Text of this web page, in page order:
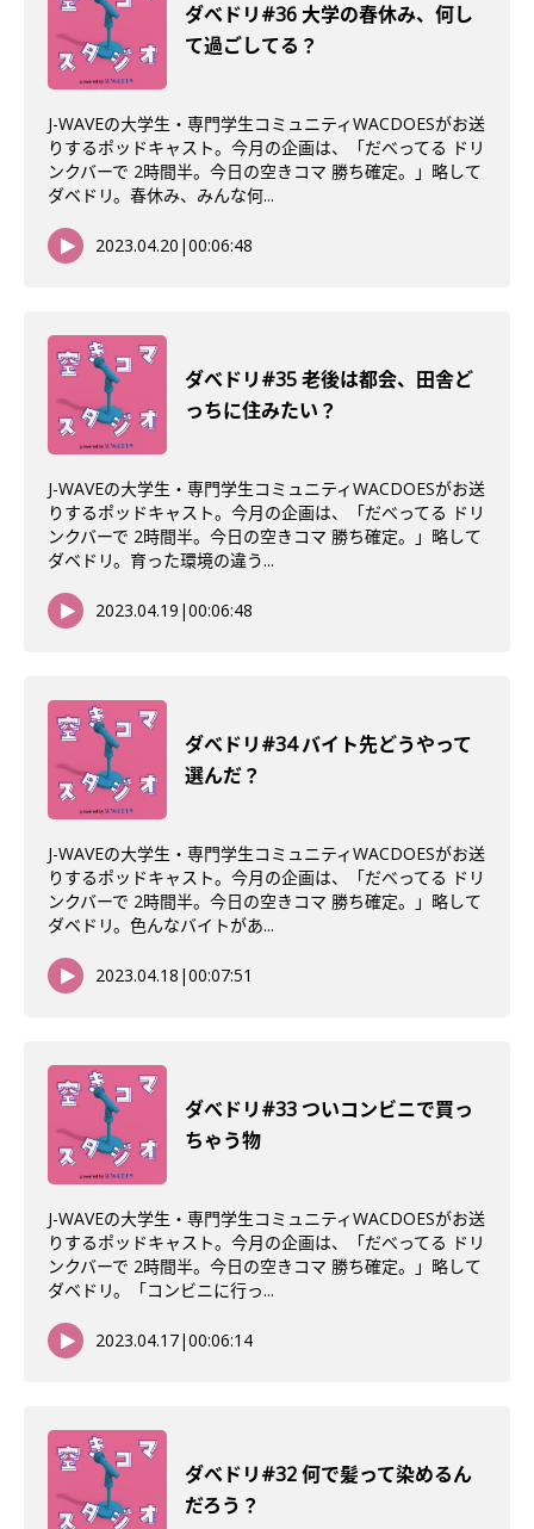
ダべドリ#36 大学の春休み、何し
て過ごしてる？
J-WAVEの大学生・専門学生コミュニティWACDOESがお送
りするポッドキャスト。今月の企画は、「だべってる ドリ
ンクバーで 2時間半。今日の空きコマ 勝ち確定。」略して
ダベドリ。春休み、みんな何...
2023.04.20 |00:06:48
ダべドリ#35 老後は都会、田舎ど
っちに住みたい？
J-WAVEの大学生・専門学生コミュニティWACDOESがお送
りするポッドキャスト。今月の企画は、「だべってる ドリ
ンクバーで 2時間半。今日の空きコマ 勝ち確定。」略して
ダベドリ。育った環境の違う...
2023.04.19 |00:06:48
ダべドリ#34 バイト先どうやって
選んだ？
J-WAVEの大学生・専門学生コミュニティWACDOESがお送
りするポッドキャスト。今月の企画は、「だべってる ドリ
ンクバーで 2時間半。今日の空きコマ 勝ち確定。」略して
ダベドリ。色んなバイトがあ...
2023.04.18 |00:07:51
ダべドリ#33 ついコンビニで買っ
ちゃう物
J-WAVEの大学生・専門学生コミュニティWACDOESがお送
りするポッドキャスト。今月の企画は、「だべってる ドリ
ンクバーで 2時間半。今日の空きコマ 勝ち確定。」略して
ダベドリ。「コンビニに行っ...
2023.04.17|00:06:14
ダべドリ#32 何で髪って染めるん
だろう？